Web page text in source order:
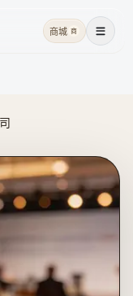
商城 商 菜单